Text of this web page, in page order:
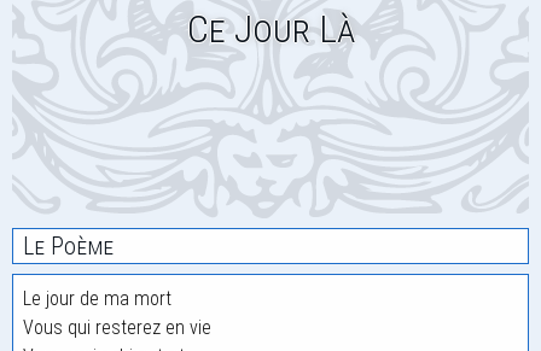
Ce Jour Là
Le Poème
Le jour de ma mort
Vous qui resterez en vie